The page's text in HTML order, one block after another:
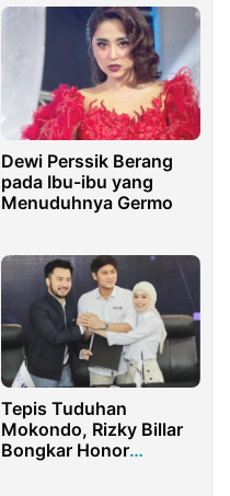
Media Sosial
Dewi Perssik Berang
pada Ibu-ibu yang
Menuduhnya Germo
Tepis Tuduhan
Mokondo, Rizky Billar
Bongkar Honor